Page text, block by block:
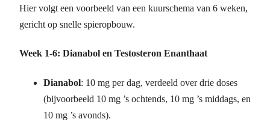
Hier volgt een voorbeeld van een kuurschema van 6 weken,
gericht op snelle spieropbouw.
Week 1-6: Dianabol en Testosteron Enanthaat
Dianabol: 10 mg per dag, verdeeld over drie doses
(bijvoorbeeld 10 mg ’s ochtends, 10 mg ’s middags, en
10 mg ’s avonds).